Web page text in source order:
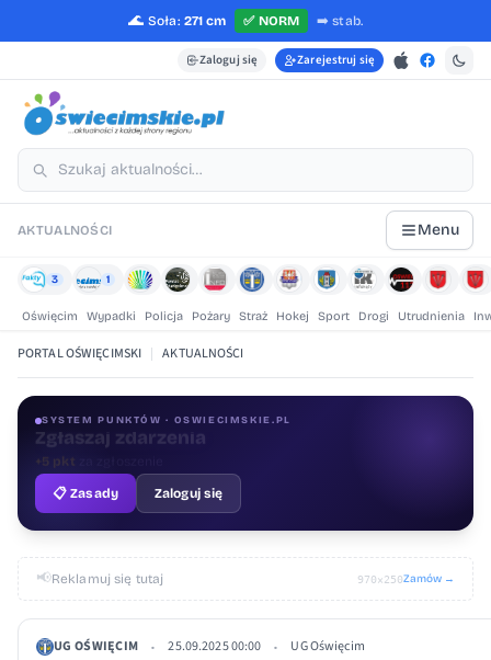
🌊 Soła: 271 cm ✅ NORM ➡️stab.
Zaloguj się Zarejestruj się
AKTUALNOŚCI Menu
3 1
Oświęcim Wypadki Policja Pożary Straż Hokej Sport Drogi Utrudnienia
PORTAL OŚWIĘCIMSKI | AKTUALNOŚCI
SYSTEM PUNKTÓW · OSWIECIMSKIE.PL
Oceniaj treści
+1 pkt za ocenę
📋 Zasady
Zaloguj się
📢Reklamuj się tutaj 970×250Zamów →
UG OŚWIĘCIM • 25.09.2025 00:00 • UG Oświęcim